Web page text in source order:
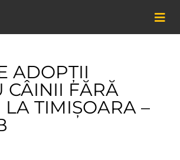
ADOPȚII
CÂINII FĂRĂ
LA TIMIȘOARA –